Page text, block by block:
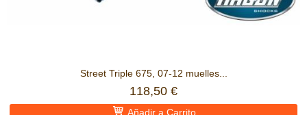
Street Triple 675, 07-12 muelles...
118,50 €
Añadir a Carrito